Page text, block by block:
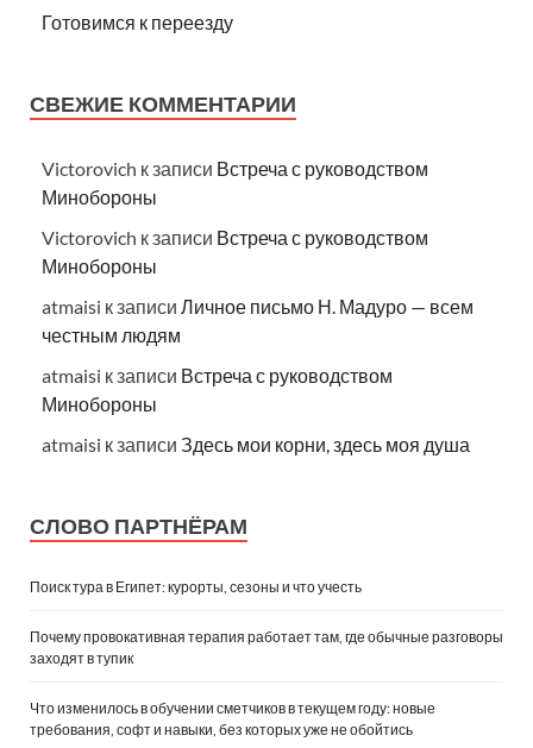
Готовимся к переезду
СВЕЖИЕ КОММЕНТАРИИ
Victorovich к записи Встреча с руководством
Минобороны
Victorovich к записи Встреча с руководством
Минобороны
atmaisi к записи Личное письмо Н. Мадуро — всем
честным людям
atmaisi к записи Встреча с руководством
Минобороны
atmaisi к записи Здесь мои корни, здесь моя душа
СЛОВО ПАРТНЁРАМ
Поиск тура в Египет: курорты, сезоны и что учесть
Почему провокативная терапия работает там, где обычные разговоры
заходят в тупик
Что изменилось в обучении сметчиков в текущем году: новые
требования, софт и навыки, без которых уже не обойтись